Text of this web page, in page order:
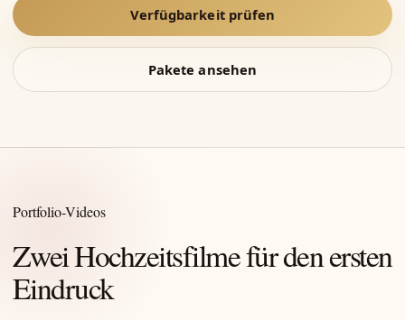
Verfügbarkeit prüfen
Pakete ansehen
Portfolio-Videos
Zwei Hochzeitsfilme für den ersten
Eindruck